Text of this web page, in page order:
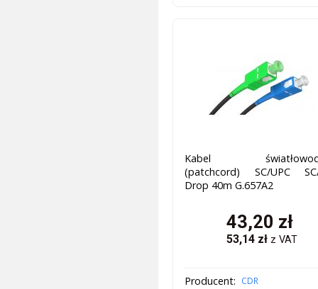
Kabel
(patchcord) SC/UPC SC/
Drop 40m G.657A2
43,20 zł
53,14 zł z VAT
Producent: CDR